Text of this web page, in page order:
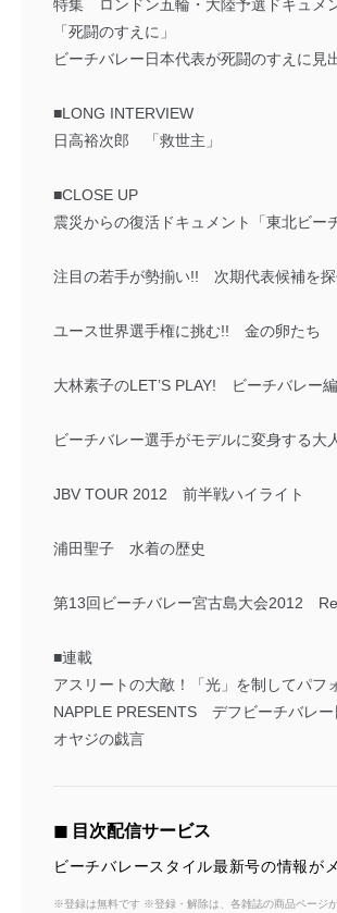
特集 ロンドン五輪・大陸予選ドキュメ
「死闘のすえに」
ビーチバレー日本代表が死闘のすえに見
■LONG INTERVIEW
日高裕次郎 「救世主」
■CLOSE UP
震災からの復活ドキュメント「東北ビー
注目の若手が勢揃い!! 次期代表候補を
ユース世界選手権に挑む!! 金の卵たち
大林素子のLET’S PLAY! ビーチバレー編
ビーチバレー選手がモデルに変身する
JBV TOUR 2012 前半戦ハイライト
浦田聖子 水着の歴史
第13回ビーチバレー宮古島大会2012
■連載
アスリートの大敵！「光」を制してパフ
NAPPLE PRESENTS デフビーチバレー
オヤジの戯言
◼︎ 目次配信サービス
ビーチバレースタイル最新号の情報が
※登録は無料です ※登録・解除は、各雑誌の商品ページ